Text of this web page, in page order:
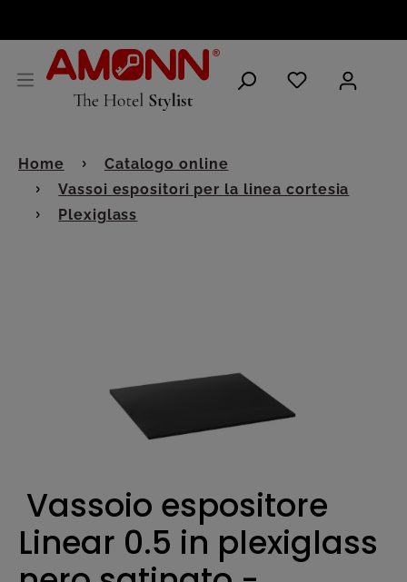
Home
Catalogo online
Vassoi espositori per la linea cortesia
Plexiglass
Vassoio espositore
Linear 0.5 in plexiglass